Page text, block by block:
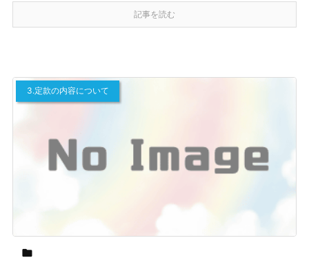
記事を読む

3.定款の内容について